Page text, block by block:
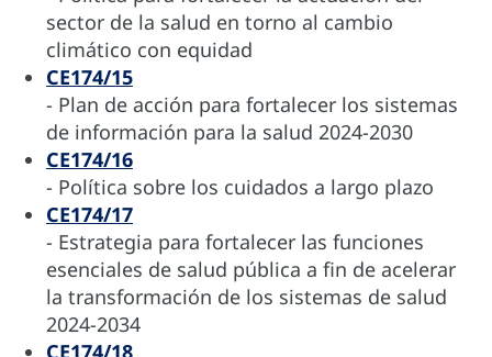
sector de la salud en torno al cambio
climático con equidad
CE174/15
- Plan de acción para fortalecer los sistemas
de información para la salud 2024-2030
CE174/16
- Política sobre los cuidados a largo plazo
CE174/17
- Estrategia para fortalecer las funciones
esenciales de salud pública a fin de acelerar
la transformación de los sistemas de salud
2024-2034